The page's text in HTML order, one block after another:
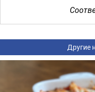
Другие